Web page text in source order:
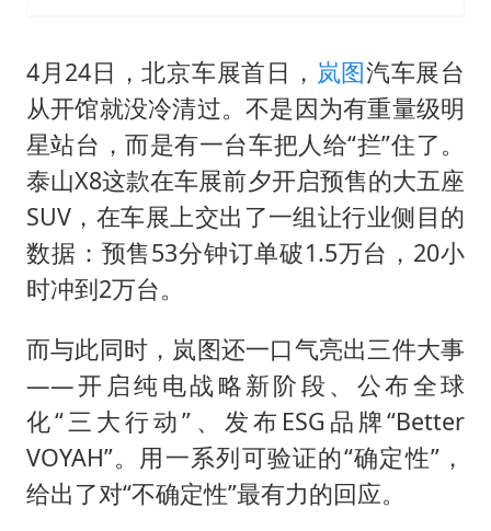
4月24日，北京车展首日， 岚图汽车展台
从开馆就没冷清过。不是因为有重量级明
星站台，而是有一台车把人给“拦”住了。
泰山X8这款在车展前夕开启预售的大五座
SUV，在车展上交出了一组让行业侧目的
数据：预售53分钟订单破1.5万台，20小
时冲到2万台。
而与此同时，岚图还一口气亮出三件大事
——开启纯电战略新阶段、公布全球
化“三大行动”、发布ESG品牌“Better
VOYAH”。用一系列可验证的“确定性”，
给出了对“不确定性”最有力的回应。